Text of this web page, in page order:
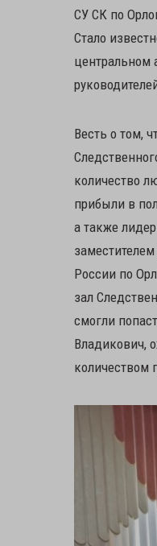
СУ СК по
Стало
центральном
Весть о том,
количество
прибыли в
а также
России по
зал
смогли
Владикович,
количеством